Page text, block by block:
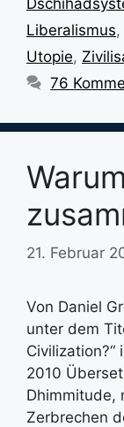
Liberalismus,
Utopie,
76
21. Februar
Von Daniel
unter dem
Civilization?“
2010
Dhimmitude,
Zerbrechen